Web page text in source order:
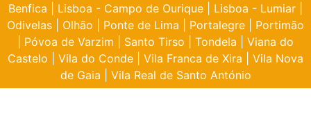
Benfica
Lisboa - Campo de Ourique Lisboa - Lumiar
Odivelas
Olhão Ponte de Lima Portalegre
Portimão
Póvoa de Varzim Santo Tirso Tondela
Viana do
Castelo
Vila do Conde Vila Franca de Xira
Vila Nova
de Gaia
Vila Real de Santo António